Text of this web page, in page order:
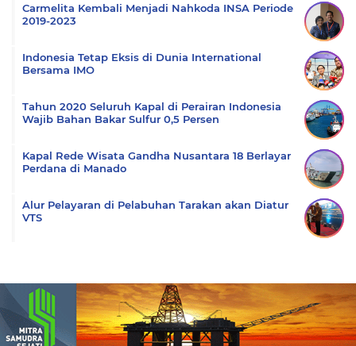
Carmelita Kembali Menjadi Nahkoda INSA Periode
2019-2023
Indonesia Tetap Eksis di Dunia International
Bersama IMO
Tahun 2020 Seluruh Kapal di Perairan Indonesia
Wajib Bahan Bakar Sulfur 0,5 Persen
Kapal Rede Wisata Gandha Nusantara 18 Berlayar
Perdana di Manado
Alur Pelayaran di Pelabuhan Tarakan akan Diatur
VTS